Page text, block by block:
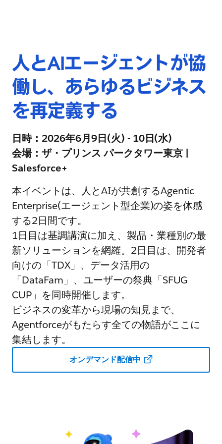
人とAIエージェントが協
働し、あらゆるビジネス
を再定義する
日時：2026年6月9日(火) - 10日(水)
会場：ザ・プリンス パークタワー東京 |
Salesforce+
本イベントは、人とAIが共創するAgentic
Enterprise(エージェント型企業)の姿を体感
する2日間です。
1日目は基調講演に加え、製品・業種別の最
新ソリューションを網羅。2日目は、開発者
向けの「TDX」、データ活用の
「DataFam」、ユーザーの祭典「SFUG
CUP」を同時開催します。
ビジネスの変革から現場の知見まで、
Agentforceがもたらす全ての物語がここに
集結します。
オンデマンド配信中